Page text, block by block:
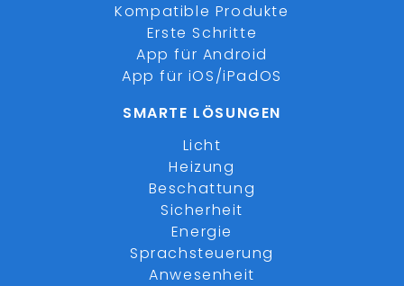
Kompatible Produkte
Erste Schritte
App für Android
App für iOS/iPadOS
SMARTE LÖSUNGEN
Licht
Heizung
Beschattung
Sicherheit
Energie
Sprachsteuerung
Anwesenheit